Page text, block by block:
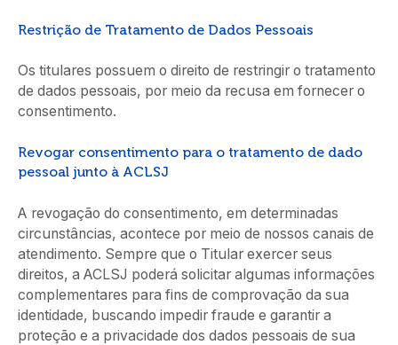
Restrição de Tratamento de Dados Pessoais
Os titulares possuem o direito de restringir o tratamento
de dados pessoais, por meio da recusa em fornecer o
consentimento.
Revogar consentimento para o tratamento de dado
pessoal junto à ACLSJ
A revogação do consentimento, em determinadas
circunstâncias, acontece por meio de nossos canais de
atendimento. Sempre que o Titular exercer seus
direitos, a ACLSJ poderá solicitar algumas informações
complementares para fins de comprovação da sua
identidade, buscando impedir fraude e garantir a
proteção e a privacidade dos dados pessoais de sua